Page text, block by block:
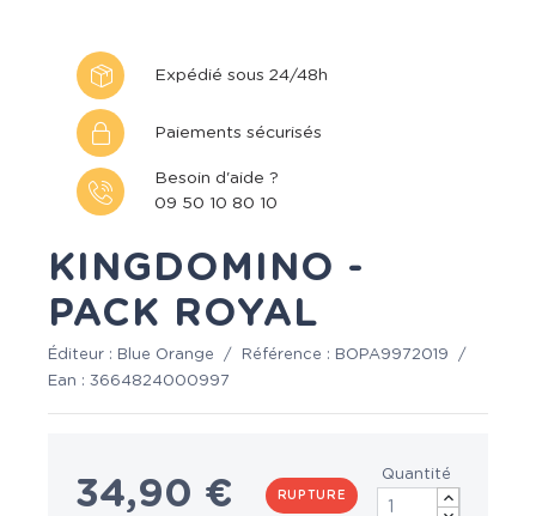
Expédié sous 24/48h
Paiements sécurisés
Besoin d'aide ?
09 50 10 80 10
KINGDOMINO -
PACK ROYAL
Éditeur : Blue Orange / Référence : BOPA9972019
/
Ean : 3664824000997
34,90 € RUPTURE
Quantité